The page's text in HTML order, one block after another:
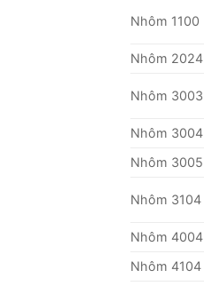
Nhôm 1100
Nhôm 2024
Nhôm 3003
Nhôm 3004
Nhôm 3005
Nhôm 3104
Nhôm 4004
Nhôm 4104